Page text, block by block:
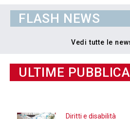
FLASH NEWS
Vedi tutte le
ULTIME
Diritti e disabilità